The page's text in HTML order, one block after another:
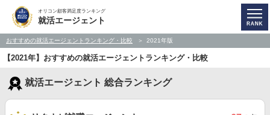
オリコン顧客満足度ランキング
就活エージェント
おすすめの就活エージェントランキング・比較 2021年版
【2021年】おすすめの就活エージェントランキング・比較
就活エージェント 総合ランキング